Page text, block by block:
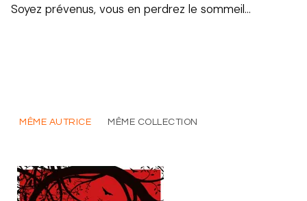
Soyez prévenus, vous en perdrez le sommeil…
MÊME AUTRICE MÊME COLLECTION